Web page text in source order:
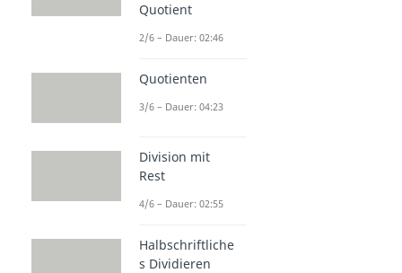
Quotient
2/6 – Dauer: 02:46
Quotienten
3/6 – Dauer: 04:23
Division mit
Rest
4/6 – Dauer: 02:55
Halbschriftliche
s Dividieren